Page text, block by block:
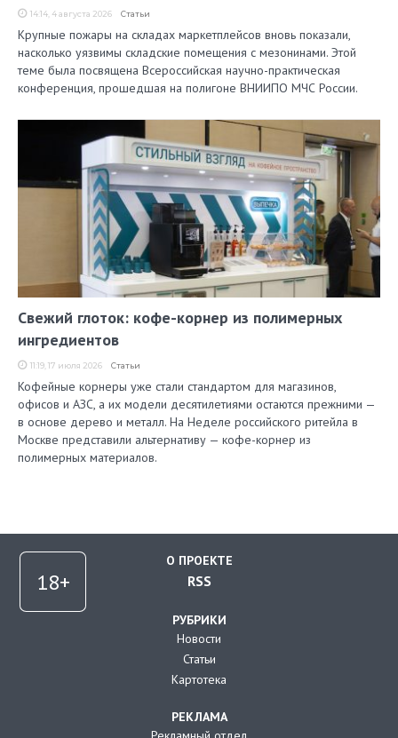
14:14, 4 августа 2026 Статьи
Крупные пожары на складах маркетплейсов вновь показали,
насколько уязвимы складские помещения с мезонинами. Этой
теме была посвящена Всероссийская научно-практическая
конференция, прошедшая на полигоне ВНИИПО МЧС России.
Свежий глоток: кофе-корнер из полимерных
ингредиентов
11:19, 17 июля 2026 Статьи
Кофейные корнеры уже стали стандартом для магазинов,
офисов и АЗС, а их модели десятилетиями остаются прежними —
в основе дерево и металл. На Неделе российского ритейла в
Москве представили альтернативу — кофе-корнер из
полимерных материалов.
О ПРОЕКТЕ
RSS
РУБРИКИ
Новости
Статьи
Картотека
РЕКЛАМА